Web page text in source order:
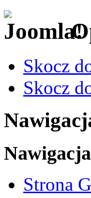
Skocz
Skocz
Nawigacja
Strona